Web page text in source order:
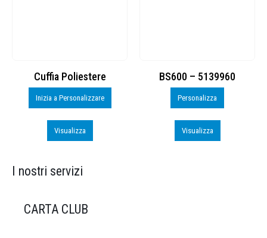
Cuffia Poliestere
Inizia a Personalizzare
Visualizza
BS600 – 5139960
Personalizza
Visualizza
I nostri servizi
CARTA CLUB